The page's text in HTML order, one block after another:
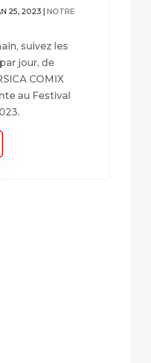
25, 2023
NOTRE
suivez les
jour, de
COMIX
au Festival